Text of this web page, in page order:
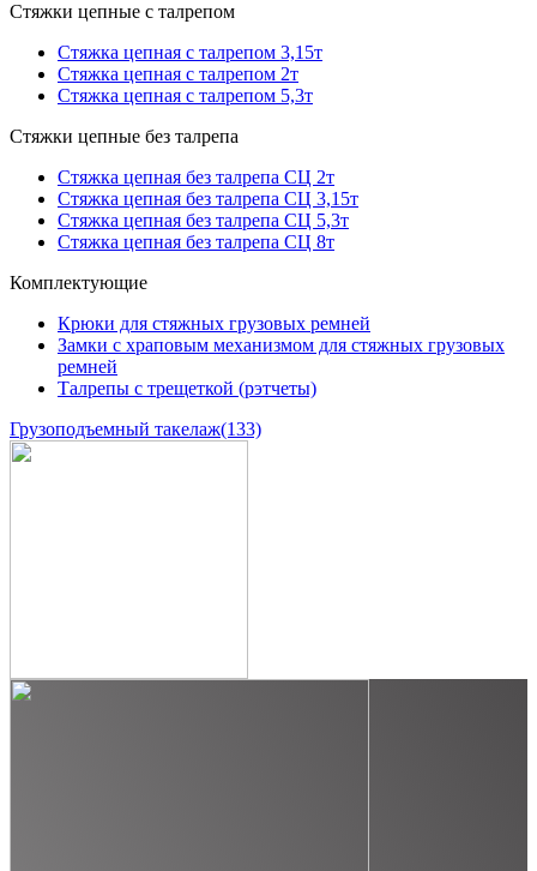
Стяжки цепные с талрепом
Стяжка цепная с талрепом 3,15т
Стяжка цепная с талрепом 2т
Стяжка цепная с талрепом 5,3т
Стяжки цепные без талрепа
Стяжка цепная без талрепа СЦ 2т
Стяжка цепная без талрепа СЦ 3,15т
Стяжка цепная без талрепа СЦ 5,3т
Стяжка цепная без талрепа СЦ 8т
Комплектующие
Крюки для стяжных грузовых ремней
Замки с храповым механизмом для стяжных грузовых
ремней
Талрепы с трещеткой (рэтчеты)
Грузоподъемный такелаж(133)